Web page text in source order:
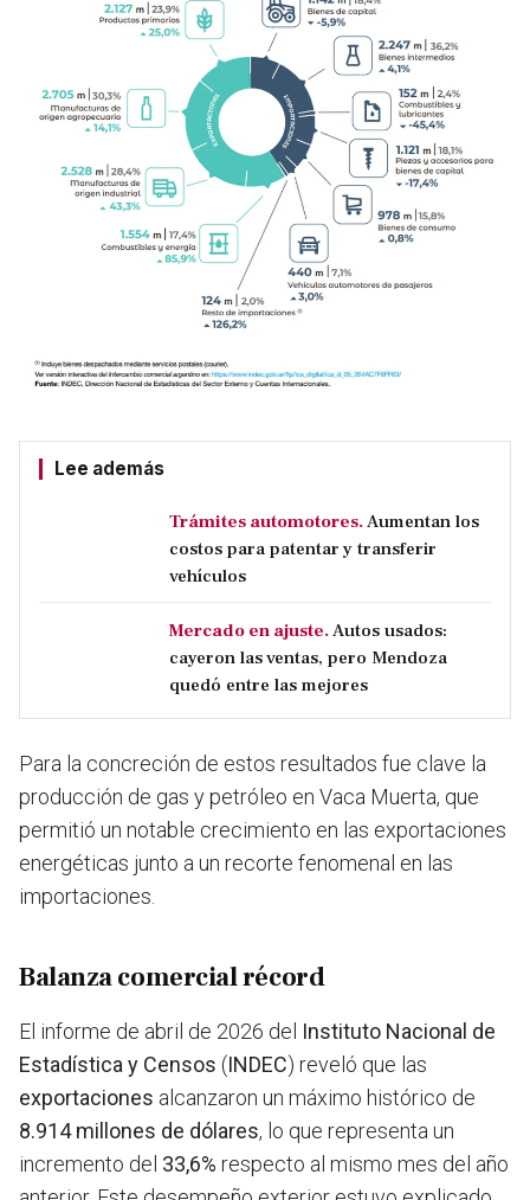
Lee además
Trámites automotores.Aumentan los
costos para patentar y transferir
vehículos
Mercado en ajuste.Autos usados:
cayeron las ventas, pero Mendoza
quedó entre las mejores
Para la concreción de estos resultados fue clave la
producción de gas y petróleo en Vaca Muerta, que
permitió un notable crecimiento en las exportaciones
energéticas junto a un recorte fenomenal en las
importaciones.
Balanza comercial récord
El informe de abril de 2026 del Instituto Nacional de
Estadística y Censos (INDEC) reveló que las
exportaciones alcanzaron un máximo histórico de
8.914 millones de dólares, lo que representa un
incremento del 33,6% respecto al mismo mes del año